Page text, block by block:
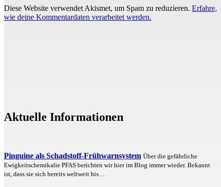
Diese Website verwendet Akismet, um Spam zu reduzieren. Erfahre,
wie deine Kommentardaten verarbeitet werden.
Aktuelle Informationen
Pinguine als Schadstoff-Frühwarnsystem Über die gefährliche
Ewigkeitschemikalie PFAS berichten wir hier im Blog immer wieder. Bekannt
ist, dass sie sich bereits weltweit bis…